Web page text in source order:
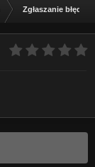
Zgłaszanie